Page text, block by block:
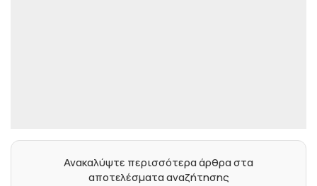
Ανακαλύψτε περισσότερα άρθρα στα
αποτελέσματα αναζήτησης